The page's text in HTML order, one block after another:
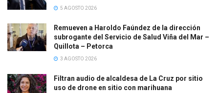
5 AGOSTO 2026
Remueven a Haroldo Faúndez de la dirección
subrogante del Servicio de Salud Viña del Mar –
Quillota – Petorca
3 AGOSTO 2026
Filtran audio de alcaldesa de La Cruz por sitio
uso de drone en sitio con marihuana